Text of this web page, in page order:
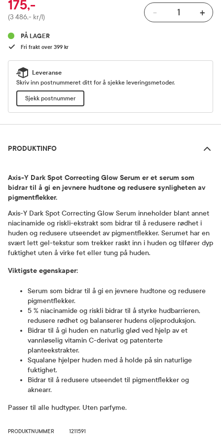
Pris
175,-
(3 486,- kr/l) - +
PÅ LAGER
Fri frakt over 399 kr
Leveranse
Skriv inn postnummeret ditt for å sjekke leveringsmetoder.
Sjekk postnummer
PRODUKTINFO
Axis-Y Dark Spot Correcting Glow Serum er et serum som
bidrar til å gi en jevnere hudtone og redusere synligheten av
pigmentflekker.
Axis-Y Dark Spot Correcting Glow Serum inneholder blant annet
niacinamide og riskli-ekstrakt som bidrar til å redusere rødhet i
huden og redusere utseendet av pigmentflekker. Serumet har en
svært lett gel-tekstur som trekker raskt inn i huden og tilfører dyp
fuktighet uten å virke fet eller tung på huden.
Viktigste egenskaper:
Serum som bidrar til å gi en jevnere hudtone og redusere
pigmentflekker.
5 % niacinamide og riskli bidrar til å styrke hudbarrieren,
redusere rødhet og balanserer hudens oljeproduksjon.
Bidrar til å gi huden en naturlig glød ved hjelp av et
vannløselig vitamin C-derivat og patenterte
planteekstrakter.
Squalane hjelper huden med å holde på sin naturlige
fuktighet.
Bidrar til å redusere utseendet til pigmentflekker og
aknearr.
Passer til alle hudtyper. Uten parfyme.
PRODUKTNUMMER 1211591